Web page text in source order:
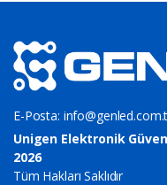
E-Posta:
Unigen Elektronik
2026
Tüm Hakları Saklıdır